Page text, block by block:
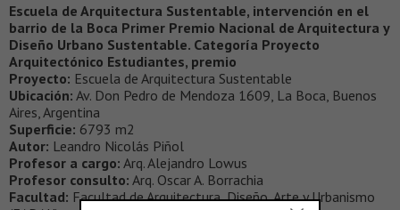
Escuela de Arquitectura Sustentable, intervención en el
barrio de la Boca Primer Premio Nacional de Arquitectura y
Diseño Urbano Sustentable. Categoría Proyecto
Arquitectónico Estudiantes, premio
Proyecto: Escuela de Arquitectura Sustentable
Ubicación: Av. Don Pedro de Mendoza 1609, La Boca, Buenos
Aires, Argentina
Superficie: 6793 m2
Autor: Leandro Nicolás Piñol
Profesor a cargo: Arq. Alejandro Lowus
Profesor consulto: Arq. Oscar A. Borrachia
Facultad: Facultad de Arquitectura, Diseño, Arte y Urbanismo